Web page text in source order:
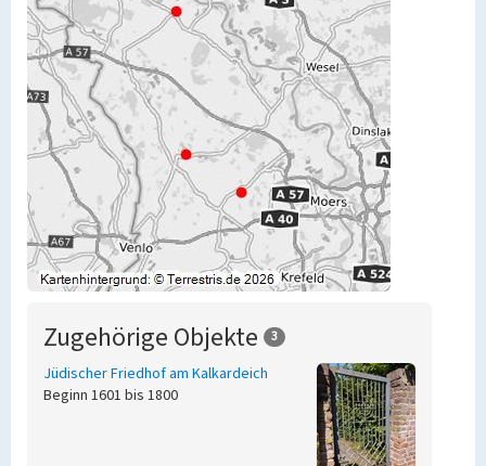
Zugehörige Objekte 3
Jüdischer Friedhof am Kalkardeich
Beginn 1601 bis 1800